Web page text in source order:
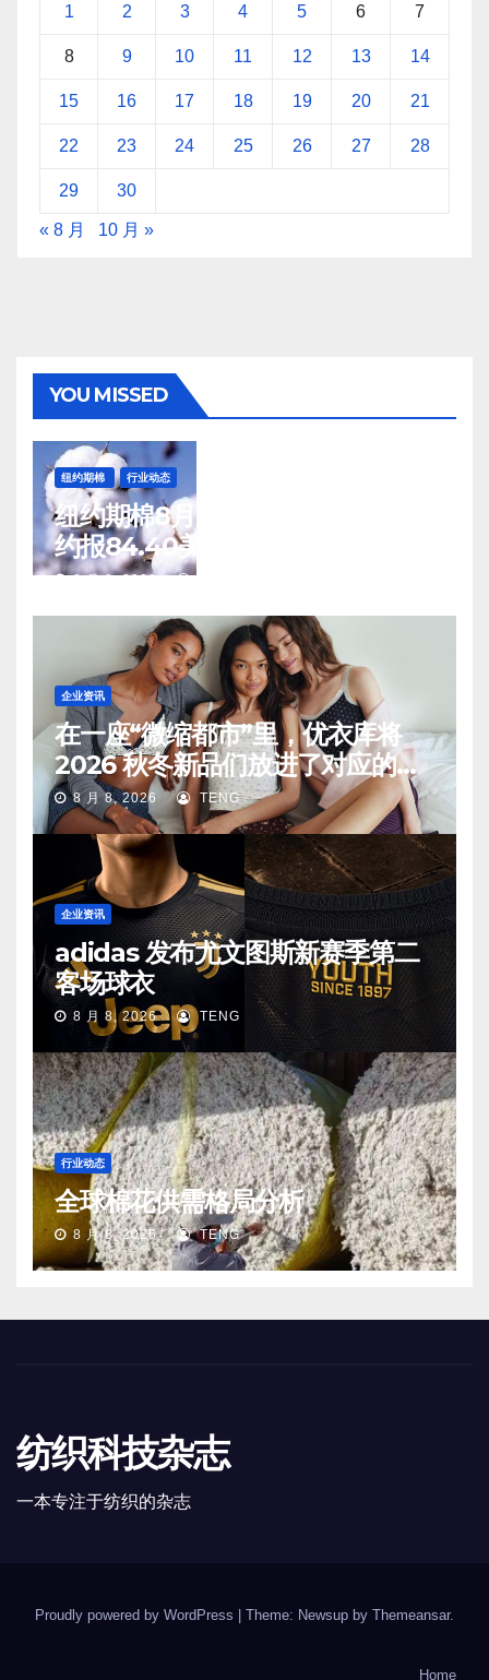
1 2 3 4 5 6 7
8 9 10 11 12 13 14
15 16 17 18 19 20 21
22 23 24 25 26 27 28
29 30
« 8 月 10 月 »
YOU MISSED
纽约期棉 行业动态
纽约期棉8月7日(周五)收涨12月合
约报84.40美分/磅
8 月 8, 2026 TENG
企业资讯
在一座“微缩都市”里，优衣库将
2026 秋冬新品们放进了对应的生
活场景中
8 月 8, 2026 TENG
企业资讯
adidas 发布尤文图斯新赛季第二
客场球衣
8 月 8, 2026 TENG
行业动态
全球棉花供需格局分析
8 月 8, 2026 TENG
纺织科技杂志
一本专注于纺织的杂志
Proudly powered by WordPress Theme: Newsup by Themeansar.
Home